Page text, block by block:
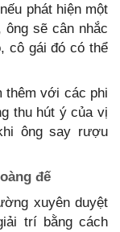
phát hiện một
sẽ cân nhắc
cô gái đó có thể
thêm với các phi
thu hút ý của vị
ông say rượu
đế
xuyên duyệt
trí bằng cách